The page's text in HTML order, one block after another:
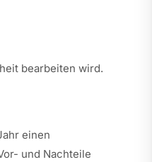
bearbeiten wird.
einen
und Nachteile